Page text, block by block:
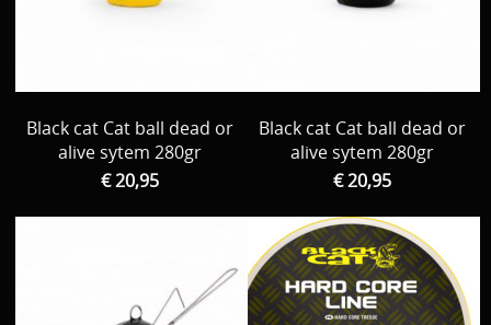
Black cat Cat ball dead or
alive sytem 280gr
€ 20,95
Black cat Cat ball dead or
alive sytem 280gr
€ 20,95